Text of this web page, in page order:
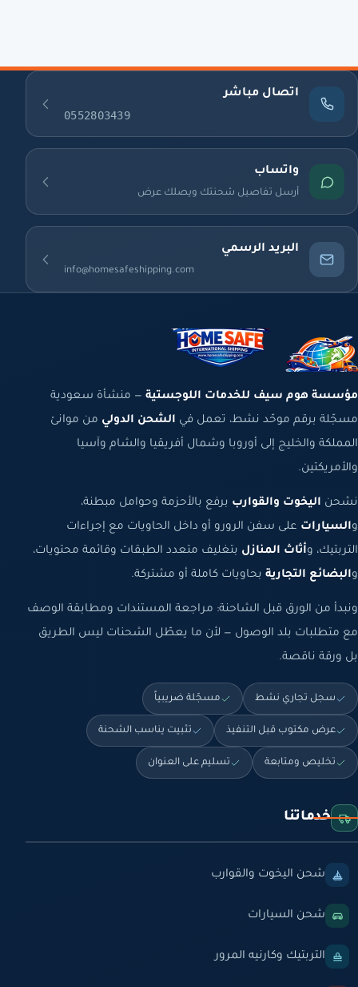
اتصال مباشر
0552803439
واتساب
أرسل تفاصيل شحنتك ويصلك عرض
البريد الرسمي
info@homesafeshipping.com
مؤسسة هوم سيف للخدمات اللوجستية — منشأة سعودية
مسجّلة برقم موحّد نشط، تعمل في الشحن الدولي من موانئ
المملكة والخليج إلى أوروبا وشمال أفريقيا والشام وآسيا
والأمريكتين.
نشحن اليخوت والقوارب برفع بالأحزمة وحوامل مبطنة،
والسيارات على سفن الرورو أو داخل الحاويات مع إجراءات
التربتيك، وأثاث المنازل بتغليف متعدد الطبقات وقائمة محتويات،
والبضائع التجارية بحاويات كاملة أو مشتركة.
ونبدأ من الورق قبل الشاحنة: مراجعة المستندات ومطابقة الوصف
مع متطلبات بلد الوصول — لأن ما يعطّل الشحنات ليس الطريق
بل ورقة ناقصة.
سجل تجاري نشط مسجّلة ضريبياً
عرض مكتوب قبل التنفيذ تثبيت يناسب الشحنة
تخليص ومتابعة تسليم على العنوان
خدماتنا
شحن اليخوت والقوارب
شحن السيارات
التربتيك وكارنيه المرور